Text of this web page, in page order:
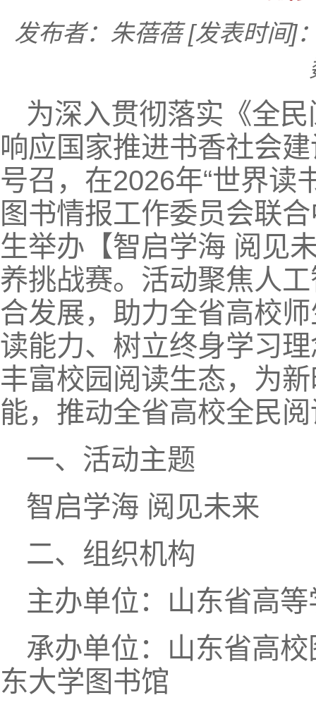
发布者：朱蓓蓓 [发表时间]
为深入贯彻落实《全
响应国家推进书香社会
号召，在2026年“世界读
图书情报工作委员会联
生举办【智启学海 阅见
养挑战赛。活动聚焦人
合发展，助力全省高校
读能力、树立终身学习
丰富校园阅读生态，为
能，推动全省高校全民
一、活动主题
智启学海 阅见未来
二、组织机构
主办单位：山东省高
承办单位：山东省高
东大学图书馆